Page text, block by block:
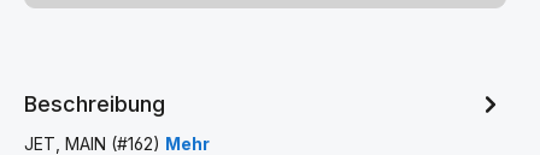
Beschreibung
JET, MAIN (#162) Mehr